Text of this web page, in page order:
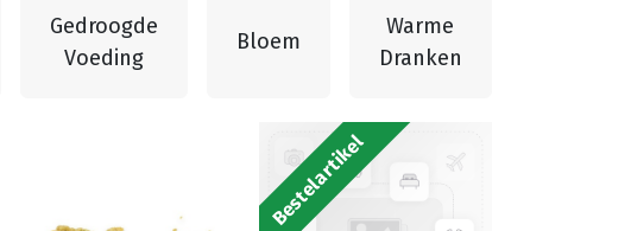
Gedroogde
Voeding
Bloem
Warme
Dranken
Bestelartikel